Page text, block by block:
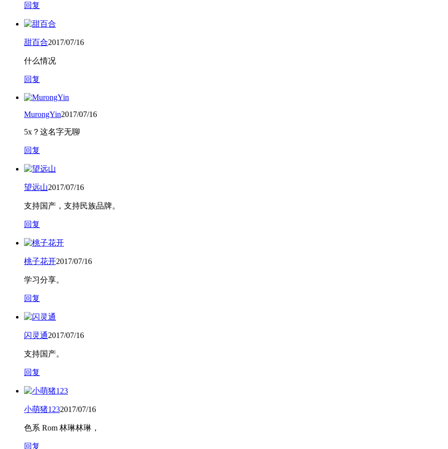
回复
甜百合2017/07/16
什么情况
回复
MurongYin2017/07/16
5x？这名字无聊
回复
望远山2017/07/16
支持国产，支持民族品牌。
回复
桃子花开2017/07/16
学习分享。
回复
闪灵通2017/07/16
支持国产。
回复
小萌猪1232017/07/16
色系 Rom 林琳林琳，
回复